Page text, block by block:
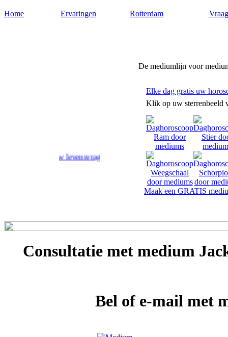
Home Ervaringen Rotterdam
De mediumlijn voor
op uw levensvragen.
Elke dag gratis uw
Klik op uw sterrenbeeld
Maak een GRATIS
Consultatie met medium
Bel of e-mail met